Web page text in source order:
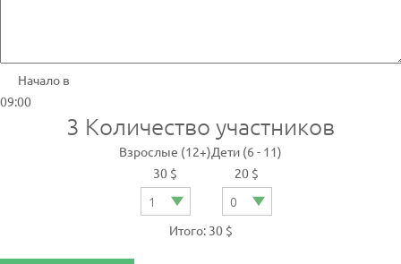
Начало в
09:00
3 Количество участников
Взрослые (12+)
30 $
Дети (6 - 11)
20 $
Итого: 30 $